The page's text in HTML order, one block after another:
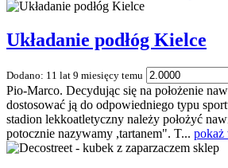
Układanie podłóg Kielce
Dodano: 11 lat 9 miesięcy temu
Pio-Marco. Decydując się na położenie
dostosować ją do odpowiedniego typu
stadion lekkoatletyczny należy położyć
potocznie nazywamy ,tartanem". T... pokaż